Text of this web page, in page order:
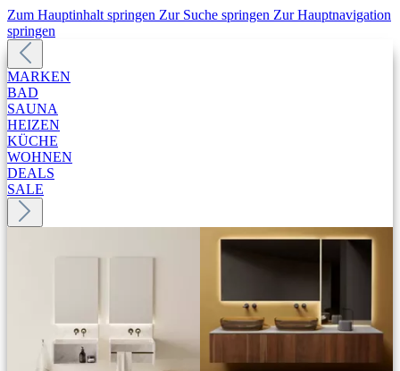
Zum Hauptinhalt springen Zur Suche springen Zur Hauptnavigation
springen
MARKEN
BAD
SAUNA
HEIZEN
KÜCHE
WOHNEN
DEALS
SALE